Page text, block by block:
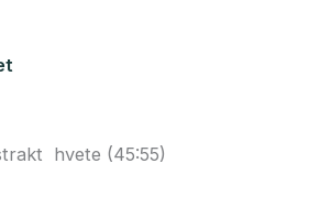
hvete (45:55)